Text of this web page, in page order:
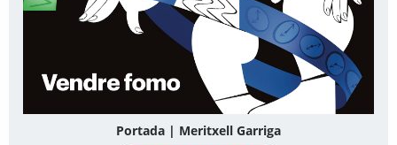
Portada | Meritxell Garriga